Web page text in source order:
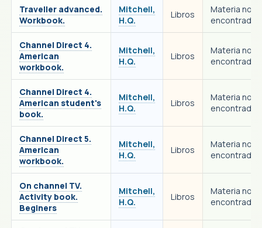
Traveller advanced.
Workbook.
Mitchell,
H.Q.
Libros
Materia no
encontrada
Channel Direct 4.
American
workbook.
Mitchell,
H.Q.
Libros
Materia no
encontrada
Channel Direct 4.
American student's
book.
Mitchell,
H.Q.
Libros
Materia no
encontrada
Channel Direct 5.
American
workbook.
Mitchell,
H.Q.
Libros
Materia no
encontrada
On channel TV.
Activity book.
Beginers
Mitchell,
H.Q.
Libros
Materia no
encontrada